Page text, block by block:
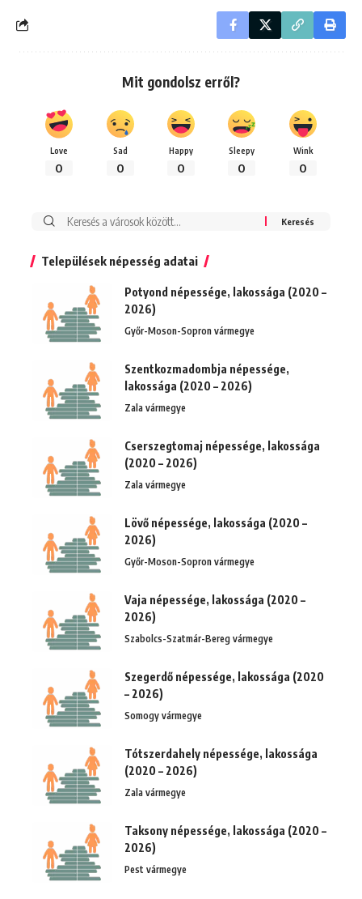
Mit gondolsz erről?
Love
0
Sad
0
Happy
0
Sleepy
0
Wink
0
Keresés:
Települések népesség adatai
Potyond népessége, lakossága (2020 –
2026)
Győr-Moson-Sopron vármegye
Szentkozmadombja népessége,
lakossága (2020 – 2026)
Zala vármegye
Cserszegtomaj népessége, lakossága
(2020 – 2026)
Zala vármegye
Lövő népessége, lakossága (2020 –
2026)
Győr-Moson-Sopron vármegye
Vaja népessége, lakossága (2020 –
2026)
Szabolcs-Szatmár-Bereg vármegye
Szegerdő népessége, lakossága (2020
– 2026)
Somogy vármegye
Tótszerdahely népessége, lakossága
(2020 – 2026)
Zala vármegye
Taksony népessége, lakossága (2020 –
2026)
Pest vármegye